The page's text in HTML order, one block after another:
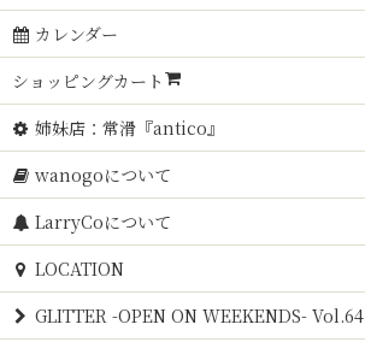
カレンダー
ショッピングカート
姉妹店：常滑『antico』
wanogoについて
LarryCoについて
LOCATION
GLITTER -OPEN ON WEEKENDS- Vol.64